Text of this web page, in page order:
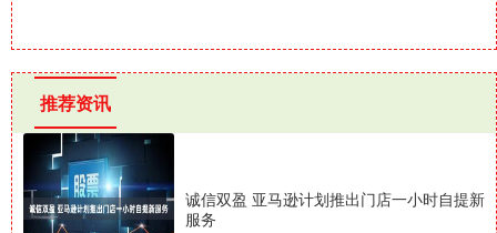
推荐资讯
诚信双盈 亚马逊计划推出门店一小时自提新
服务